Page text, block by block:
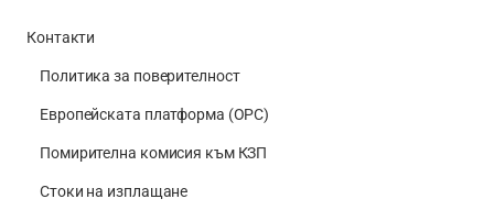
Контакти
Политика за поверителност
Европейската платформа (ОРС)
Помирителна комисия към КЗП
Стоки на изплащане